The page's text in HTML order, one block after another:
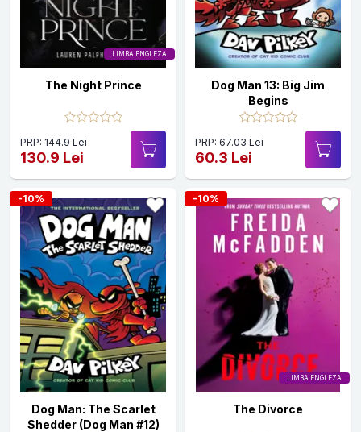
LIMBA ENGLEZA
The Night Prince
PRP: 144.9 Lei
130.9 Lei
Dog Man 13: Big Jim
Begins
PRP: 67.03 Lei
60.3 Lei
-10%
Dog Man: The Scarlet
Shedder (Dog Man #12)
LIMBA ENGLEZA
-10%
The Divorce